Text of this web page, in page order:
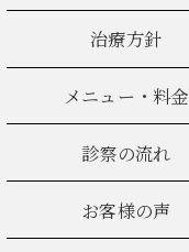
治療方針
メニュー・料金
診察の流れ
お客様の声